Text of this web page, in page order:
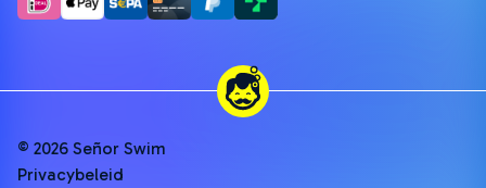
© 2026 Señor Swim
Privacybeleid